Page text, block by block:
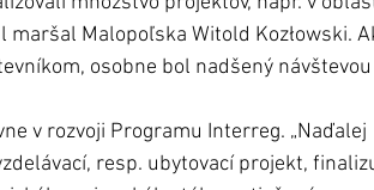
Malopoľska Witold Kozłowski.
osobne bol nadšený návštevou
v rozvoji Programu Interreg. „Naďalej
resp. ubytovací projekt,